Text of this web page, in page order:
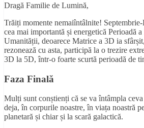
Dragă Familie de Lumină,
Trăiți momente nemaiîntâlnite!
cea mai importantă și energetică Perioadă
Umanității, deoarece Matrice a 3D ia
rezonează cu asta, participă la o trezire
3D la 5D, într-o foarte scurtă perioadă de
Faza Finală
Mulți sunt conștienți că se va întâmpla
deja, în corpurile noastre, în viața noastră
planetară și chiar și la scară galactică.